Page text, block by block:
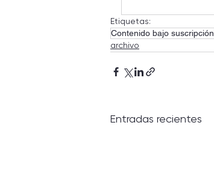
Etiquetas:
Contenido bajo suscripción
archivo
Entradas recientes